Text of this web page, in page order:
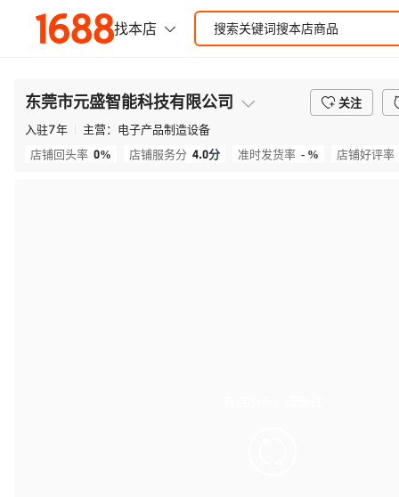
东莞市元盛智能科技有限公司
关注
入驻7年 主营： 电子产品制造设备
店铺回头率 0% 店铺服务分 4.0分 准时发货率 - % 店铺好评率